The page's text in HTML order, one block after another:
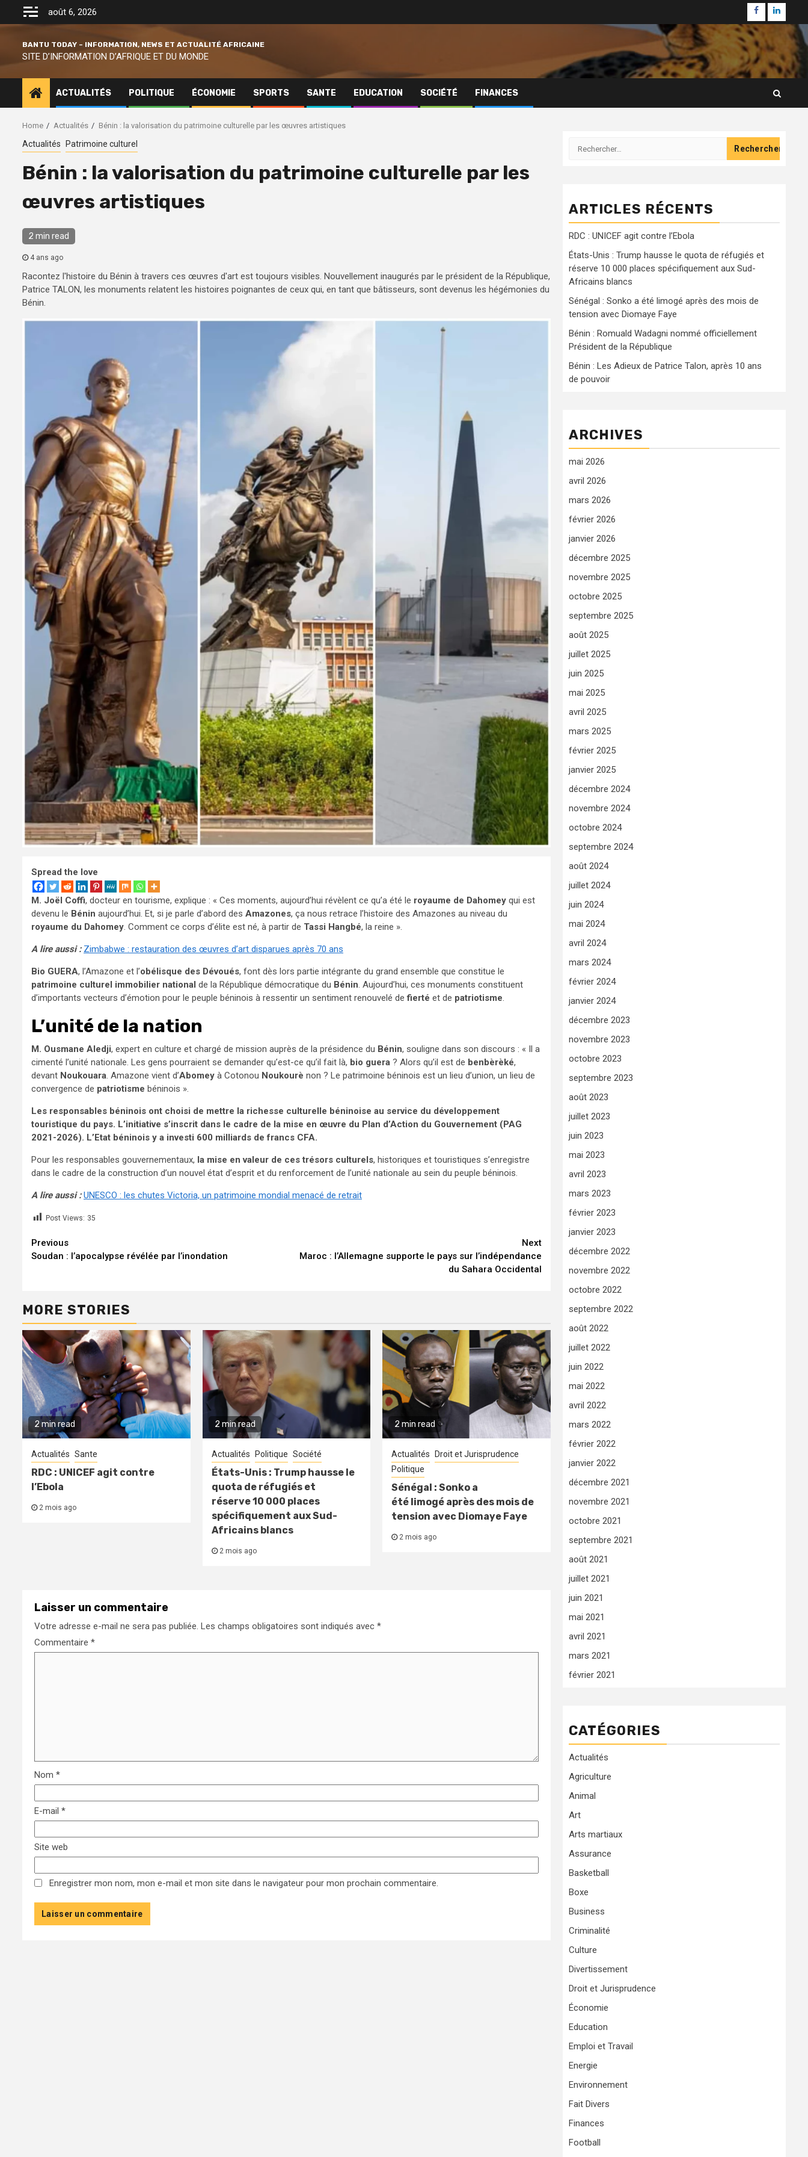
août 6, 2026 Facebook
BANTU TODAY – INFORMATION, NEWS ET ACTUALITÉ AFRICAINE
SITE D’INFORMATION D’AFRIQUE ET DU MONDE
ACTUALITÉS POLITIQUE ÉCONOMIE SPORTS SANTE EDUCATION SOCIÉTÉ FINANCES
Home Actualités Bénin : la valorisation du patrimoine culturelle par les œuvres artistiques
Actualités Patrimoine culturel
Bénin : la valorisation du patrimoine culturelle par les
œuvres artistiques
2 min read
4 ans ago
Racontez l'histoire du Bénin à travers ces œuvres d'art est toujours visibles. Nouvellement inaugurés par le président de la République,
Patrice TALON, les monuments relatent les histoires poignantes de ceux qui, en tant que bâtisseurs, sont devenus les hégémonies du
Bénin.
Spread the love
M. Joël Coffi, docteur en tourisme, explique : « Ces moments, aujourd’hui révèlent ce qu’a été le royaume de Dahomey qui est
devenu le Bénin aujourd’hui. Et, si je parle d’abord des Amazones, ça nous retrace l’histoire des Amazones au niveau du
royaume du Dahomey. Comment ce corps d’élite est né, à partir de Tassi Hangbé, la reine ».
A lire aussi : Zimbabwe : restauration des œuvres d’art disparues après 70 ans
Bio GUERA, l’Amazone et l’obélisque des Dévoués, font dès lors partie intégrante du grand ensemble que constitue le
patrimoine culturel immobilier national de la République démocratique du Bénin. Aujourd’hui, ces monuments constituent
d’importants vecteurs d’émotion pour le peuple béninois à ressentir un sentiment renouvelé defierté et de patriotisme.
L’unité de la nation
M. Ousmane Aledji, expert en culture et chargé de mission auprès de la présidence du Bénin, souligne dans son discours : « Il a
cimenté l’unité nationale. Les gens pourraient se demander qu’est-ce qu’il fait là, bio guera ? Alors qu’il est de benbèrèké,
devant Noukouara. Amazone vient d’Abomey à Cotonou Noukourè non ? Le patrimoine béninois est un lieu d’union, un lieu de
convergence de patriotisme béninois ».
Les responsables béninois ont choisi de mettre la richesse culturelle béninoise au service du développement
touristique du pays. L’initiative s’inscrit dans le cadre de la mise en œuvre du Plan d’Action du Gouvernement (PAG
2021-2026). L’Etat béninois y a investi 600 milliards de francs CFA.
Pour les responsables gouvernementaux, la mise en valeur de ces trésors culturels, historiques et touristiques s’enregistre
dans le cadre de la construction d’un nouvel état d’esprit et du renforcement de l’unité nationale au sein du peuple béninois.
A lire aussi :UNESCO : les chutes Victoria, un patrimoine mondial menacé de retrait
Post Views: 35
Continue
Reading
Previous
Soudan : l’apocalypse révélée par l’inondation
Next
Maroc : l’Allemagne supporte le pays sur l’indépendance
du Sahara Occidental
MORE STORIES
2 min read
Actualités Sante
RDC : UNICEF agit contre
l’Ebola
2 mois ago
2 min read
Actualités Politique Société
États-Unis : Trump hausse le
quota de réfugiés et
réserve 10 000 places
spécifiquement aux Sud-
Africains blancs
2 mois ago
2 min read
Actualités
Droit et Jurisprudence
Politique
Sénégal : Sonko a
été limogé après des mois de
tension avec Diomaye Faye
2 mois ago
Laisser un commentaire
Votre adresse e-mail ne sera pas publiée. Les champs obligatoires sont indiqués avec *
Commentaire *
Nom *
E-mail *
Site web
Enregistrer mon nom, mon e-mail et mon site dans le navigateur pour mon prochain commentaire.
Rechercher :
ARTICLES RÉCENTS
RDC : UNICEF agit contre l’Ebola
États-Unis : Trump hausse le quota de réfugiés et
réserve 10 000 places spécifiquement aux Sud-
Africains blancs
Sénégal : Sonko a été limogé après des mois de
tension avec Diomaye Faye
Bénin : Romuald Wadagni nommé officiellement
Président de la République
Bénin : Les Adieux de Patrice Talon, après 10 ans
de pouvoir
ARCHIVES
mai 2026
avril 2026
mars 2026
février 2026
janvier 2026
décembre 2025
novembre 2025
octobre 2025
septembre 2025
août 2025
juillet 2025
juin 2025
mai 2025
avril 2025
mars 2025
février 2025
janvier 2025
décembre 2024
novembre 2024
octobre 2024
septembre 2024
août 2024
juillet 2024
juin 2024
mai 2024
avril 2024
mars 2024
février 2024
janvier 2024
décembre 2023
novembre 2023
octobre 2023
septembre 2023
août 2023
juillet 2023
juin 2023
mai 2023
avril 2023
mars 2023
février 2023
janvier 2023
décembre 2022
novembre 2022
octobre 2022
septembre 2022
août 2022
juillet 2022
juin 2022
mai 2022
avril 2022
mars 2022
février 2022
janvier 2022
décembre 2021
novembre 2021
octobre 2021
septembre 2021
août 2021
juillet 2021
juin 2021
mai 2021
avril 2021
mars 2021
février 2021
CATÉGORIES
Actualités
Agriculture
Animal
Art
Arts martiaux
Assurance
Basketball
Boxe
Business
Criminalité
Culture
Divertissement
Droit et Jurisprudence
Économie
Education
Emploi et Travail
Energie
Environnement
Fait Divers
Finances
Football